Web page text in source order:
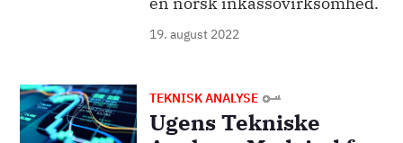
19. august 2022
Billede TEKNISK ANALYSE
Ugens Tekniske